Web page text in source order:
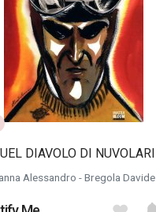
DIAVOLO DI NUVOLARI
Alessandro - Bregola Davide